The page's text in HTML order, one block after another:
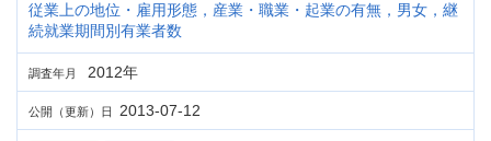
従業上の地位・雇用形態，産業・職業・起業の有無，男女，継
続就業期間別有業者数
調査年月 2012年
公開（更新）日 2013-07-12